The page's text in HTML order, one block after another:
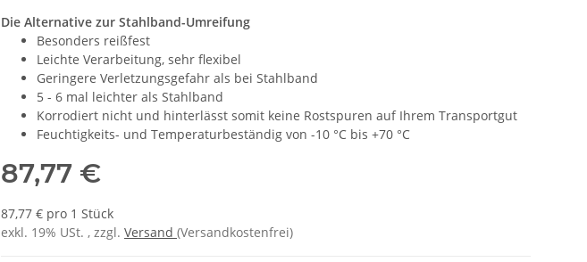
Die Alternative zur Stahlband-Umreifung
Besonders reißfest
Leichte Verarbeitung, sehr flexibel
Geringere Verletzungsgefahr als bei Stahlband
5 - 6 mal leichter als Stahlband
Korrodiert nicht und hinterlässt somit keine Rostspuren auf Ihrem Transportgut
Feuchtigkeits- und Temperaturbeständig von -10 °C bis +70 °C
87,77 €
87,77 € pro 1 Stück
exkl. 19% USt. , zzgl. Versand (Versandkostenfrei)